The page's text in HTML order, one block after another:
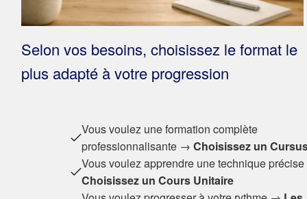
Selon vos besoins, choisissez le format le
plus adapté à votre progression
Vous voulez une formation complète
professionnalisante → Choisissez un
Vous voulez apprendre une technique
Choisissez un Cours Unitaire